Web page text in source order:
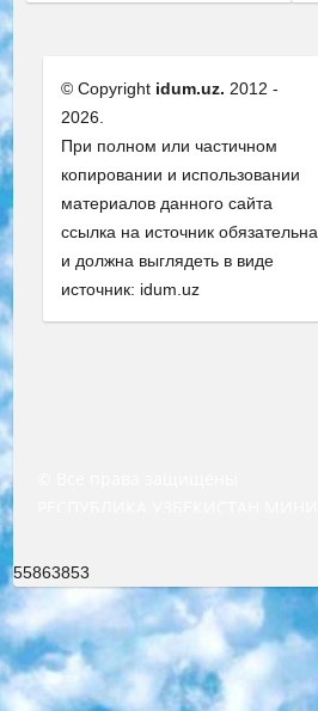
© Copyright idum.uz. 2012 -
2026.
При полном или частичном
копировании и использовании
материалов данного сайта
ссылка на источник обязательна
и должна выглядеть в виде
источник: idum.uz
55863853